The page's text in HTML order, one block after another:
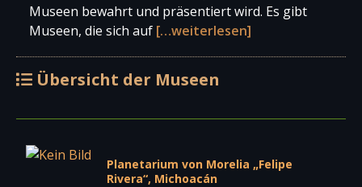
Museen bewahrt und präsentiert wird. Es gibt
Museen, die sich auf […weiterlesen]
Übersicht der Museen
Planetarium von Morelia „Felipe
Rivera“, Michoacán